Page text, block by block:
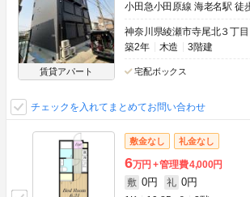
賃貸アパート
小田急小田原線 海老名駅 徒
神奈川県綾瀬市寺尾北３丁目
築2年
木造 3階建
宅配ボックス
チェックを入れてまとめてお問い合わせ
敷金なし 礼金なし
6万円 管理費4,000円
敷 0円 礼 0円